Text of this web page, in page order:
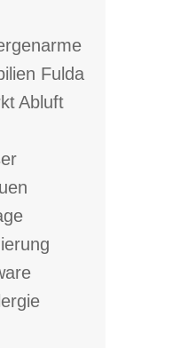
Fulda
Abluft